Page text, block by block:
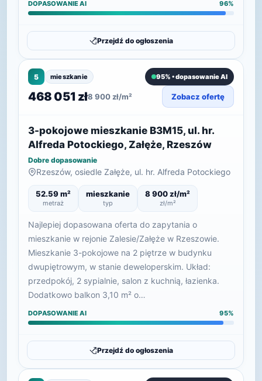
DOPASOWANIE AI 96%
Przejdź do ogłoszenia
5 mieszkanie 95% • dopasowanie AI
468 051 zł8 900 zł/m² Zobacz ofertę
3-pokojowe mieszkanie B3M15, ul. hr.
Alfreda Potockiego, Załęże, Rzeszów
Dobre dopasowanie
Rzeszów, osiedle Załęże, ul. hr. Alfreda Potockiego
52.59 m²
metraż
mieszkanie
typ
8 900 zł/m²
zł/m²
Najlepiej dopasowana oferta do zapytania o
mieszkanie w rejonie Zalesie/Załęże w Rzeszowie.
Mieszkanie 3-pokojowe na 2 piętrze w budynku
dwupiętrowym, w stanie deweloperskim. Układ:
przedpokój, 2 sypialnie, salon z kuchnią, łazienka.
Dodatkowo balkon 3,10 m² o…
DOPASOWANIE AI 95%
Przejdź do ogłoszenia